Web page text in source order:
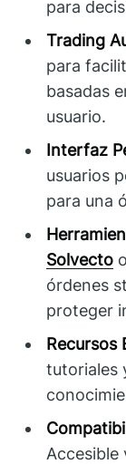
para
Trading
para
basadas
usuario.
Interfaz
usuarios
para una
Solvecto
órdenes
proteger
Recursos
tutoriales
Accesible